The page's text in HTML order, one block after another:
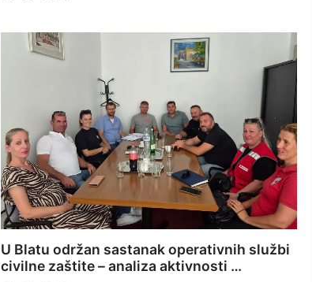
U Blatu održan sastanak operativnih službi
civilne zaštite – analiza aktivnosti …